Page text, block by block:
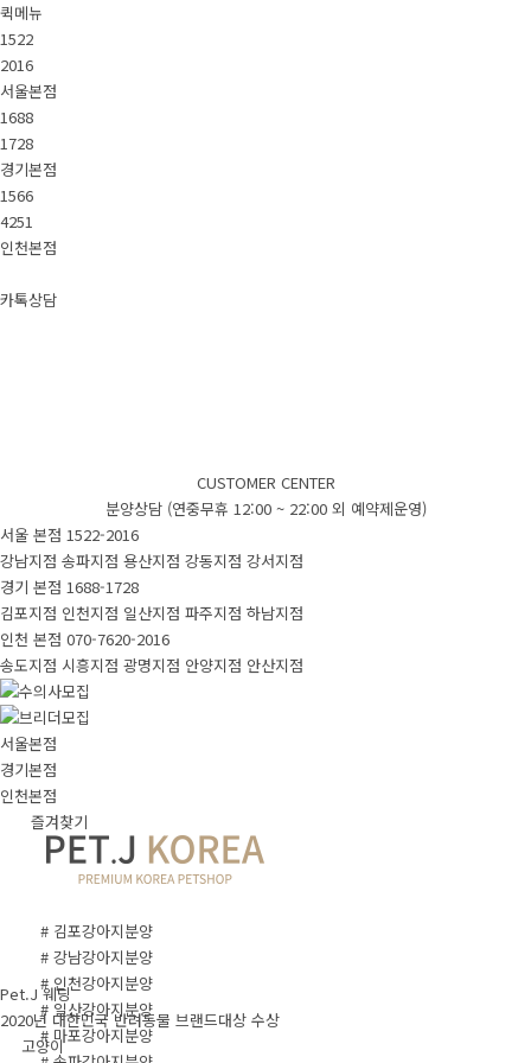
퀵메뉴
1522
2016
서울본점
1688
1728
경기본점
1566
4251
인천본점
카톡상담
CUSTOMER CENTER
분양상담 (연중무휴 12:00 ~ 22:00 외 예약제운영)
서울 본점 1522-2016
강남지점 송파지점 용산지점 강동지점 강서지점
경기 본점 1688-1728
김포지점 인천지점 일산지점 파주지점 하남지점
인천 본점 070-7620-2016
송도지점 시흥지점 광명지점 안양지점 안산지점
서울본점
경기본점
인천본점
즐겨찾기
# 김포강아지분양
# 강남강아지분양
# 인천강아지분양
# 일산강아지분양
# 마포강아지분양
Pet.J 웨딩
2020년 대한민국 반려동물 브랜드대상 수상
고양이